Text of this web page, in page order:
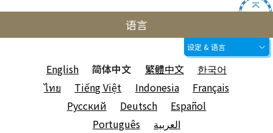
语言
设定 & 语言
English 简体中文 繁體中文
한국어
ไทย
Tiếng Việt Indonesia
Français
Русский
Deutsch
Español
Português
العربية